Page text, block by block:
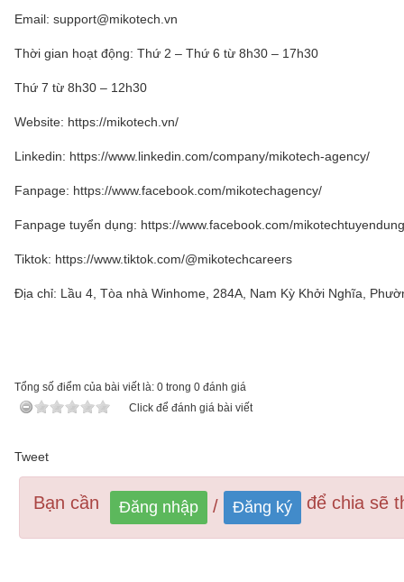
Email: support@mikotech.vn
Thời gian hoạt động: Thứ 2 – Thứ 6 từ 8h30 – 17h30
Thứ 7 từ 8h30 – 12h30
Website: https://mikotech.vn/
Linkedin: https://www.linkedin.com/company/mikotech-agency/
Fanpage: https://www.facebook.com/mikotechagency/
Fanpage tuyển dụng: https://www.facebook.com/
Tiktok: https://www.tiktok.com/@mikotechcareers
Địa chỉ: Lầu 4, Tòa nhà Winhome, 284A, Nam Kỳ Khởi Nghĩa,
Tổng số điểm của bài viết là: 0 trong 0 đánh giá
Click để đánh giá bài viết
Tweet
Bạn cần Đăng nhập / Đăng ký để chia sẽ